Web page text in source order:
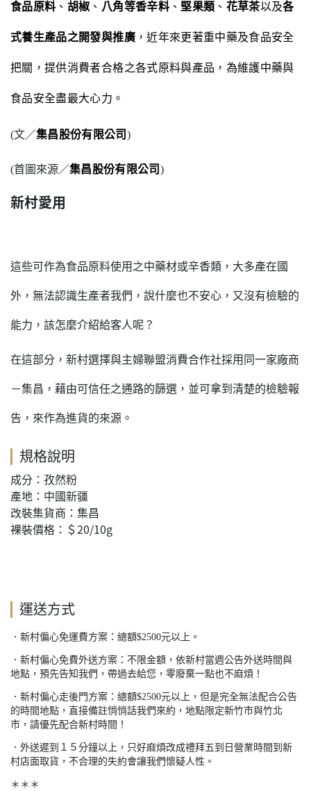
食品原料 、 胡椒 、 八角等香辛料、 堅果類 、 花草茶以及各
式養生產品之開發與推廣，近年來更著重中藥及食品安全
把關，提供消費者合格之各式原料與產品，為維護中藥與
食品安全盡最大心力。
(文／集昌股份有限公司 )
(首圖來源／集昌股份有限公司 )
新村愛用
這些可作為食品原料使用之中藥材或辛香類，大多產在國
外，無法認識生產者我們，說什麼也不安心，又沒有檢驗的
能力，該怎麼介紹給客人呢？
在這部分，新村選擇與主婦聯盟消費合作社採用同一家廠商
－集昌，藉由可信任之通路的篩選，並可拿到清楚的檢驗報
告，來作為進貨的來源。
規格說明
成分：孜然粉
產地：中國新疆
改裝集貨商：集昌
裸裝價格：＄20/10g
運送方式
．新村偏心免運費方案：總額$2500元以上。
．新村偏心免費外送方案：不限金額，依新村當週公告外送時間與
地點，預先告知我們，帶過去給您，零廢棄一點也不麻煩！
．新村偏心走後門方案：總額$2500元以上，但是完全無法配合公告
的時間地點，直接備註悄悄話我們來約，地點限定新竹市與竹北
市，請優先配合新村時間！
．外送遲到１５分鐘以上，只好麻煩改成禮拜五到日營業時間到新
村店面取貨，不合理的失約會讓我們懷疑人性。
＊＊＊